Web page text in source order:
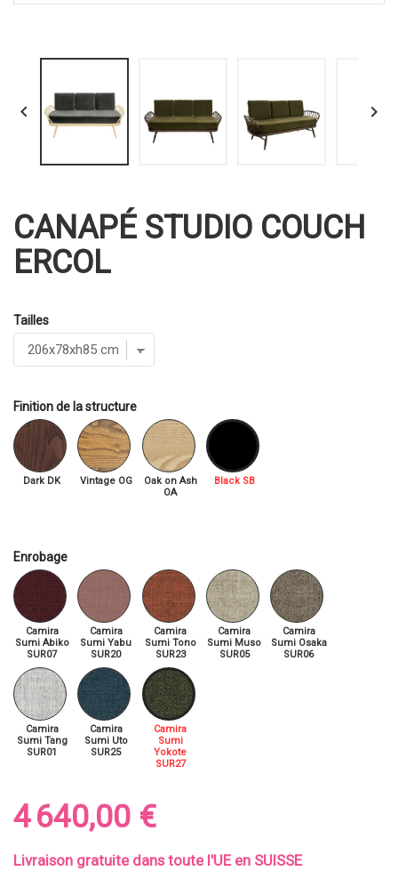
 
CANAPÉ STUDIO COUCH
ERCOL
Tailles
Finition de la structure
Dark DK Vintage OG
Oak on Ash
OA
Black SB
Enrobage
Camira
Sumi Abiko
SUR07
Camira
Sumi Yabu
SUR20
Camira
Sumi Tono
SUR23
Camira
Sumi Muso
SUR05
Camira
Sumi Osaka
SUR06
Camira
Sumi Tang
SUR01
Camira
Sumi Uto
SUR25
Camira
Sumi
Yokote
SUR27
4 640,00 €
Livraison gratuite dans toute l'UE en SUISSE